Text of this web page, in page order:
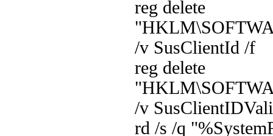
reg delete
/v SusClientId /f
reg delete
/v
rd /s /q